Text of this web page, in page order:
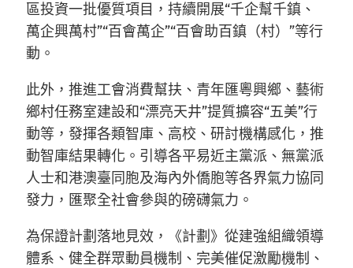
區投資一批優質項目，持續開展“千企幫千鎮、
萬企興萬村”“百會萬企”“百會助百鎮（村）”等行
動。
此外，推進工會消費幫扶、青年匯粵興鄉、藝術
鄉村任務室建設和“漂亮天井”提質擴容“五美”行
動等，發揮各類智庫、高校、研討機構感化，推
動智庫結果轉化。引導各平易近主黨派、無黨派
人士和港澳臺同胞及海內外僑胞等各界氣力協同
發力，匯聚全社會參與的磅礴氣力。
為保證計劃落地見效，《計劃》從建強組織領導
體系、健全群眾動員機制、完美催促激勵機制、